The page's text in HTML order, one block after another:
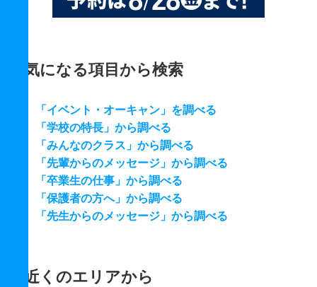
気になる項目から検索
「イベント・オーキャン」を調べる
「学校の特長」から調べる
「みんなのクラス」から調べる
「先輩からのメッセージ」から調べる
「卒業生の仕事」から調べる
「保護者の方へ」から調べる
「先生からのメッセージ」から調べる
近くのエリアから